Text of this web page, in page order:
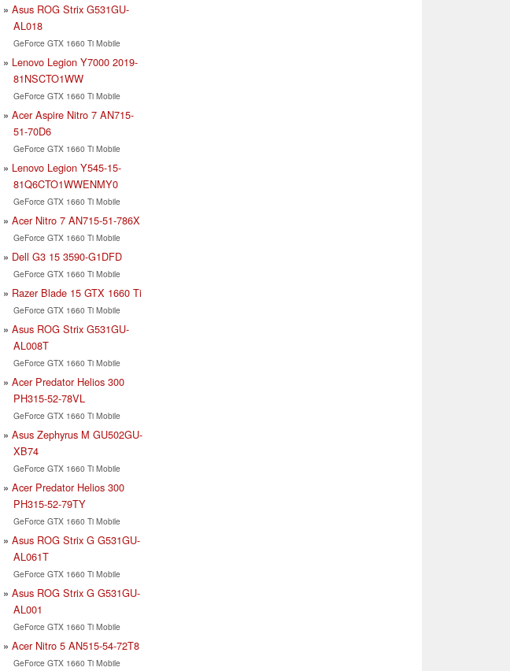
Asus ROG Strix G531GU-
AL018
GeForce GTX 1660 Ti Mobile
Lenovo Legion Y7000 2019-
81NSCTO1WW
GeForce GTX 1660 Ti Mobile
Acer Aspire Nitro 7 AN715-
51-70D6
GeForce GTX 1660 Ti Mobile
Lenovo Legion Y545-15-
81Q6CTO1WWENMY0
GeForce GTX 1660 Ti Mobile
Acer Nitro 7 AN715-51-786X
GeForce GTX 1660 Ti Mobile
Dell G3 15 3590-G1DFD
GeForce GTX 1660 Ti Mobile
Razer Blade 15 GTX 1660 Ti
GeForce GTX 1660 Ti Mobile
Asus ROG Strix G531GU-
AL008T
GeForce GTX 1660 Ti Mobile
Acer Predator Helios 300
PH315-52-78VL
GeForce GTX 1660 Ti Mobile
Asus Zephyrus M GU502GU-
XB74
GeForce GTX 1660 Ti Mobile
Acer Predator Helios 300
PH315-52-79TY
GeForce GTX 1660 Ti Mobile
Asus ROG Strix G G531GU-
AL061T
GeForce GTX 1660 Ti Mobile
Asus ROG Strix G G531GU-
AL001
GeForce GTX 1660 Ti Mobile
Acer Nitro 5 AN515-54-72T8
GeForce GTX 1660 Ti Mobile